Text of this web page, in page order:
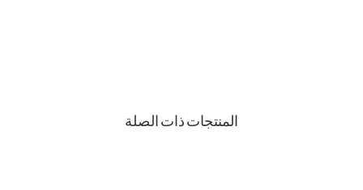
المنتجات ذات الصلة